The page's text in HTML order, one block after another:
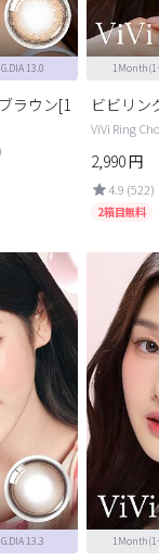
G.DIA 13.0
ラウン[1
ビビリン
ViVi Ring
2,990円
4.9 (522)
2箱目無料
G.DIA 13.3